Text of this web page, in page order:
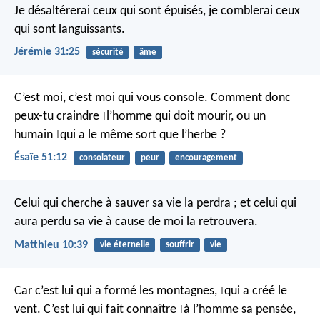
Je désaltérerai ceux qui sont épuisés, je comblerai ceux
qui sont languissants.
Jérémie 31:25 sécurité âme
C’est moi, c’est moi qui vous console. Comment donc
peux-tu craindre l’homme qui doit mourir, ou un
humain qui a le même sort que l’herbe ?
Ésaïe 51:12 consolateur peur encouragement
Celui qui cherche à sauver sa vie la perdra ; et celui qui
aura perdu sa vie à cause de moi la retrouvera.
Matthieu 10:39 vie éternelle souffrir vie
Car c’est lui qui a formé les montagnes, qui a créé le
vent. C’est lui qui fait connaître à l’homme sa pensée,